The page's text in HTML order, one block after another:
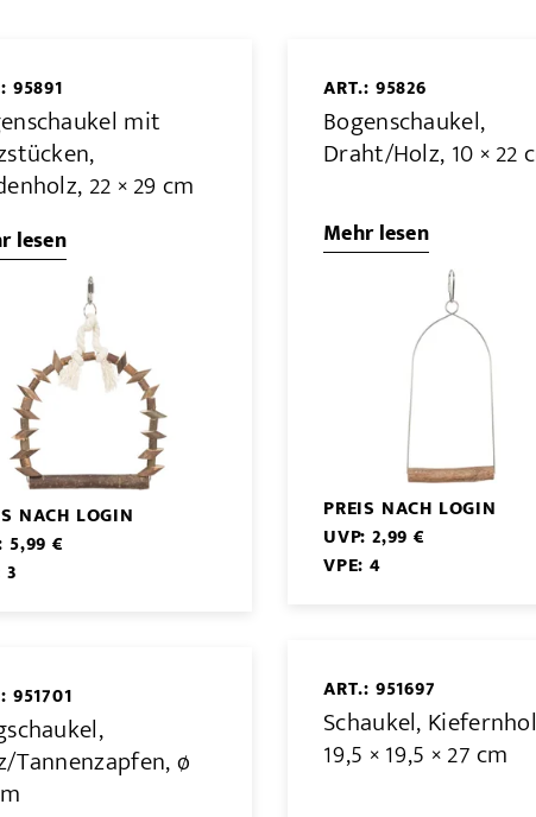
95891
mit
22 × 29 cm
lesen
NACH LOGIN
5,99 €
3
ART.: 95826
Bogenschaukel,
Draht/Holz, 10 × 22
Mehr lesen
PREIS NACH LOGIN
UVP: 2,99 €
VPE: 4
951701
Tannenzapfen, ø
ART.: 951697
Schaukel,
19,5 × 19,5 × 27 cm